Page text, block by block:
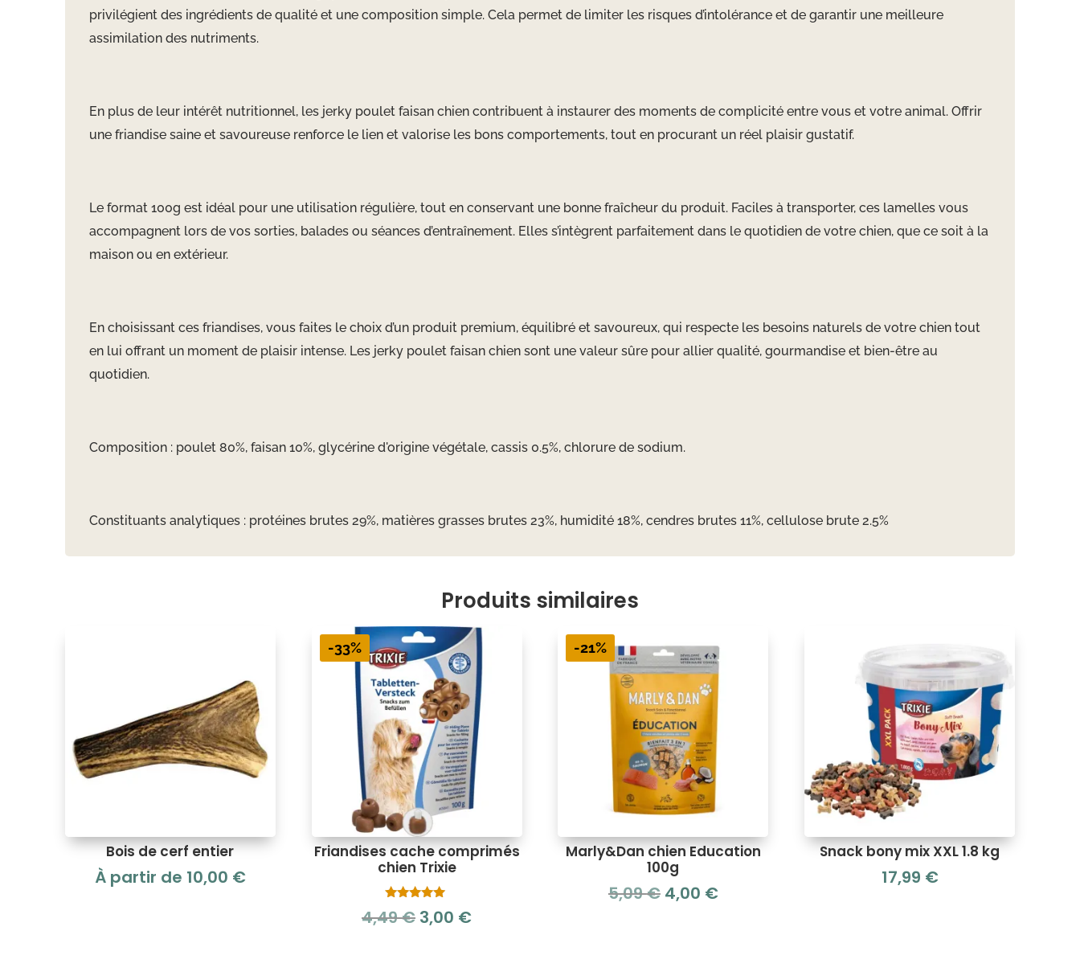
privilégient des ingrédients de qualité et une composition simple. Cela permet de limiter les risques d’intolérance et de garantir une meilleure
assimilation des nutriments.
En plus de leur intérêt nutritionnel, les jerky poulet faisan chien contribuent à instaurer des moments de complicité entre vous et votre animal. Offrir
une friandise saine et savoureuse renforce le lien et valorise les bons comportements, tout en procurant un réel plaisir gustatif.
Le format 100g est idéal pour une utilisation régulière, tout en conservant une bonne fraîcheur du produit. Faciles à transporter, ces lamelles vous
accompagnent lors de vos sorties, balades ou séances d’entraînement. Elles s’intègrent parfaitement dans le quotidien de votre chien, que ce soit à la
maison ou en extérieur.
En choisissant ces friandises, vous faites le choix d’un produit premium, équilibré et savoureux, qui respecte les besoins naturels de votre chien tout
en lui offrant un moment de plaisir intense. Les jerky poulet faisan chien sont une valeur sûre pour allier qualité, gourmandise et bien-être au
quotidien.
Composition : poulet 80%, faisan 10%, glycérine d'origine végétale, cassis 0.5%, chlorure de sodium.
Constituants analytiques : protéines brutes 29%, matières grasses brutes 23%, humidité 18%, cendres brutes 11%, cellulose brute 2.5%
Produits similaires
Bois de cerf entier
À partir de 10,00 €
-33%
Friandises cache comprimés
chien Trixie
Note
5.00
4,49€ Le
3,00 €Le
-21%
Marly&Dan chien Education
100g
5,09€ Le
4,00 €Le
Snack bony mix XXL 1.8 kg
17,99 €